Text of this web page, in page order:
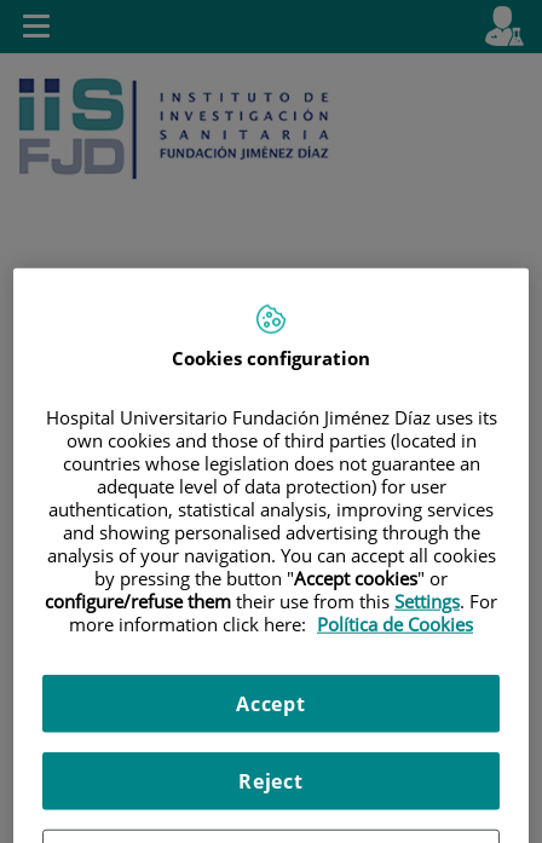
Saltar al contenido
activo
es
Toggle
navigation
|FORMACIÓN Y EMPLEO
|OFERTAS DE EMPLEO
PLATAFORMA DE INNOVACIÓN EN TECNOLOGÍAS
MÉDICAS Y SANITARIAS (PT17/0005/0016)
CONVOCATORIA de
contrato asociado a la
Cookies configuration
Hospital Universitario Fundación Jiménez Díaz uses its
own cookies and those of third parties (located in
countries whose legislation does not guarantee an
adequate level of data protection) for user
authentication, statistical analysis, improving services
and showing personalised advertising through the
analysis of your navigation. You can accept all cookies
by pressing the button "Accept cookies" or
configure/refuse them their use from this Settings. For
more information click here: Política de Cookies
Reject
Accept